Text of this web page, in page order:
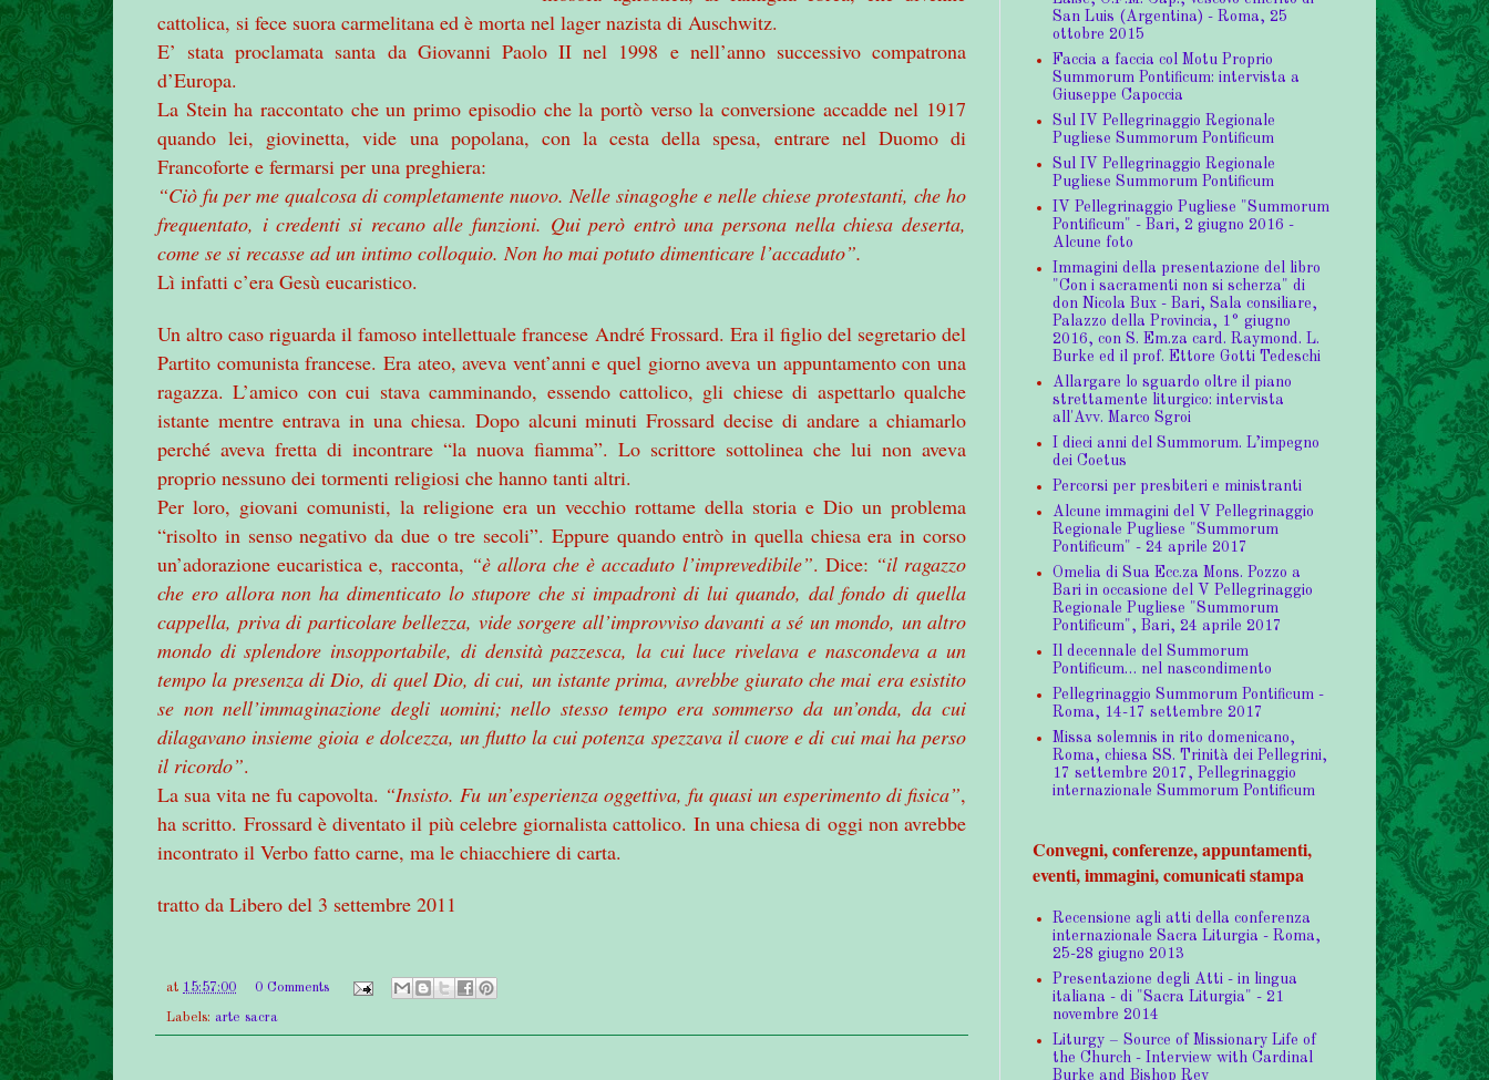
cattolica, si fece suora carmelitana ed è morta nel lager nazista di Auschwitz.
E’ stata proclamata santa da Giovanni Paolo II nel 1998 e nell’anno successivo compatrona
d’Europa.
La Stein ha raccontato che un primo episodio che la portò verso la conversione accadde nel 1917
quando lei, giovinetta, vide una popolana, con la cesta della spesa, entrare nel Duomo di
Francoforte e fermarsi per una preghiera:
“Ciò fu per me qualcosa di completamente nuovo. Nelle sinagoghe e nelle chiese protestanti, che ho
frequentato, i credenti si recano alle funzioni. Qui però entrò una persona nella chiesa deserta,
come se si recasse ad un intimo colloquio. Non ho mai potuto dimenticare l’accaduto”.
Lì infatti c’era Gesù eucaristico.
Un altro caso riguarda il famoso intellettuale francese André Frossard. Era il figlio del segretario del
Partito comunista francese. Era ateo, aveva vent’anni e quel giorno aveva un appuntamento con una
ragazza. L’amico con cui stava camminando, essendo cattolico, gli chiese di aspettarlo qualche
istante mentre entrava in una chiesa. Dopo alcuni minuti Frossard decise di andare a chiamarlo
perché aveva fretta di incontrare “la nuova fiamma”. Lo scrittore sottolinea che lui non aveva
proprio nessuno dei tormenti religiosi che hanno tanti altri.
Per loro, giovani comunisti, la religione era un vecchio rottame della storia e Dio un problema
“risolto in senso negativo da due o tre secoli”. Eppure quando entrò in quella chiesa era in corso
un’adorazione eucaristica e, racconta, “è allora che è accaduto l’imprevedibile”. Dice: “il ragazzo
che ero allora non ha dimenticato lo stupore che si impadronì di lui quando, dal fondo di quella
cappella, priva di particolare bellezza, vide sorgere all’improvviso davanti a sé un mondo, un altro
mondo di splendore insopportabile, di densità pazzesca, la cui luce rivelava e nascondeva a un
tempo la presenza di Dio, di quel Dio, di cui, un istante prima, avrebbe giurato che mai era esistito
se non nell’immaginazione degli uomini; nello stesso tempo era sommerso da un’onda, da cui
dilagavano insieme gioia e dolcezza, un flutto la cui potenza spezzava il cuore e di cui mai ha perso
il ricordo”.
La sua vita ne fu capovolta. “Insisto. Fu un’esperienza oggettiva, fu quasi un esperimento di fisica”,
ha scritto. Frossard è diventato il più celebre giornalista cattolico. In una chiesa di oggi non avrebbe
incontrato il Verbo fatto carne, ma le chiacchiere di carta.
tratto da Libero del 3 settembre 2011
at 15:57:00 0 Comments
Labels: arte sacra
San Luis (Argentina) - Roma, 25
ottobre 2015
Faccia a faccia col Motu Proprio
Summorum Pontificum: intervista a
Giuseppe Capoccia
Sul IV Pellegrinaggio Regionale
Pugliese Summorum Pontificum
Sul IV Pellegrinaggio Regionale
Pugliese Summorum Pontificum
IV Pellegrinaggio Pugliese "Summorum
Pontificum" - Bari, 2 giugno 2016 -
Alcune foto
Immagini della presentazione del libro
"Con i sacramenti non si scherza" di
don Nicola Bux - Bari, Sala consiliare,
Palazzo della Provincia, 1° giugno
2016, con S. Em.za card. Raymond. L.
Burke ed il prof. Ettore Gotti Tedeschi
Allargare lo sguardo oltre il piano
strettamente liturgico: intervista
all'Avv. Marco Sgroi
I dieci anni del Summorum. L’impegno
dei Coetus
Percorsi per presbiteri e ministranti
Alcune immagini del V Pellegrinaggio
Regionale Pugliese "Summorum
Pontificum" - 24 aprile 2017
Omelia di Sua Ecc.za Mons. Pozzo a
Bari in occasione del V Pellegrinaggio
Regionale Pugliese "Summorum
Pontificum", Bari, 24 aprile 2017
Il decennale del Summorum
Pontificum… nel nascondimento
Pellegrinaggio Summorum Pontificum -
Roma, 14-17 settembre 2017
Missa solemnis in rito domenicano,
Roma, chiesa SS. Trinità dei Pellegrini,
17 settembre 2017, Pellegrinaggio
internazionale Summorum Pontificum
Convegni, conferenze, appuntamenti,
eventi, immagini, comunicati stampa
Recensione agli atti della conferenza
internazionale Sacra Liturgia - Roma,
25-28 giugno 2013
Presentazione degli Atti - in lingua
italiana - di "Sacra Liturgia" - 21
novembre 2014
Liturgy – Source of Missionary Life of
the Church - Interview with Cardinal
Burke and Bishop Rey